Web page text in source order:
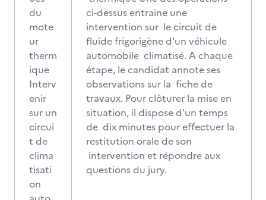
du
mote
ur
therm
ique
Interv
enir
sur un
circui
t de
clima
tisati
on
ci-dessus entraine une
intervention sur le circuit de
fluide frigorigène d'un véhicule
automobile climatisé. A chaque
étape, le candidat annote ses
observations sur la fiche de
travaux. Pour clôturer la mise en
situation, il dispose d'un temps
de dix minutes pour effectuer la
restitution orale de son
intervention et répondre aux
questions du jury.